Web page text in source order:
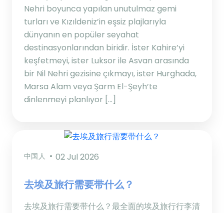
Nehri boyunca yapılan unutulmaz gemi
turları ve Kızıldeniz’in eşsiz plajlarıyla
dünyanın en popüler seyahat
destinasyonlarından biridir. İster Kahire’yi
keşfetmeyi, ister Luksor ile Asvan arasında
bir Nil Nehri gezisine çıkmayı, ister Hurghada,
Marsa Alam veya Şarm El-Şeyh’te
dinlenmeyi planlıyor […]
中国人 02 Jul 2026
去埃及旅行需要带什么？
去埃及旅行需要带什么？最全面的埃及旅行行李清